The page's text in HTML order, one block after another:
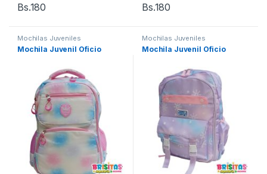
Bs.180 Bs.180
Mochilas Juveniles
Mochila Juvenil Oficio
Mochilas Juveniles
Mochila Juvenil Oficio